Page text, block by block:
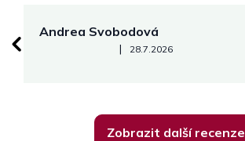
Andrea Svobodová
Hodnocení obchodu je 5 z 5 hvězdiček.
| 28.7.2026
Zobrazit další recenze